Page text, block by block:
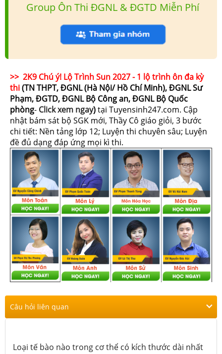
Group Ôn Thi ĐGNL & ĐGTD Miễn Phí
>> 2K9 Chú ý! Lộ Trình Sun 2027 - 1 lộ trình ôn đa kỳ
thi(TN THPT, ĐGNL (Hà Nội/ Hồ Chí Minh), ĐGNL Sư
Phạm, ĐGTD, ĐGNL Bộ Công an, ĐGNL Bộ Quốc
phòng- Click xem ngay)tại Tuyensinh247.com. Cập
nhật bám sát bộ SGK mới, Thầy Cô giáo giỏi, 3 bước
chi tiết: Nền tảng lớp 12; Luyện thi chuyên sâu; Luyện
đề đủ dạng đáp ứng mọi kì thi.
Câu hỏi liên quan
Loại tế bào nào trong cơ thể có kích thước dài nhất